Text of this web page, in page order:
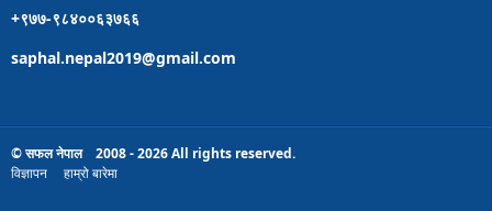
+९७७-९८४००६३७६६
saphal.nepal2019@gmail.com
© सफल नेपाल 2008 - 2026 All rights reserved.
विज्ञापन
हाम्रो बारेमा